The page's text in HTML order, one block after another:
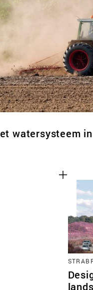
watersysteem